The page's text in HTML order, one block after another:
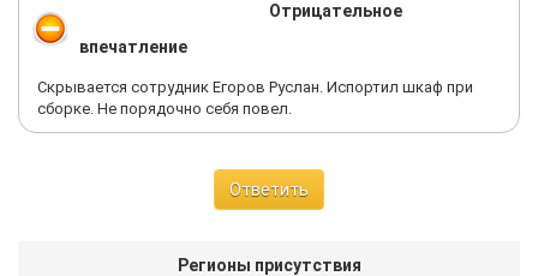
Отрицательное
впечатление
Скрывается сотрудник Егоров Руслан. Испортил шкаф при
сборке. Не порядочно себя повел.
Ответить
Регионы присутствия